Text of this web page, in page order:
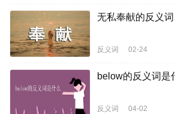
无私奉献的反义词
反义词 02-24
below的反义词是
反义词 04-02